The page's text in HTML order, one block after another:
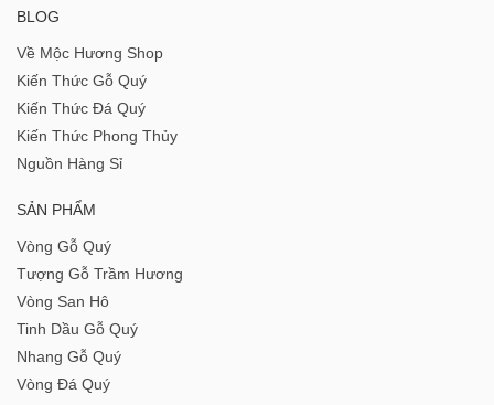
BLOG
Về Mộc Hương Shop
Kiến Thức Gỗ Quý
Kiến Thức Đá Quý
Kiến Thức Phong Thủy
Nguồn Hàng Sỉ
SẢN PHẨM
Vòng Gỗ Quý
Tượng Gỗ Trầm Hương
Vòng San Hô
Tinh Dầu Gỗ Quý
Nhang Gỗ Quý
Vòng Đá Quý